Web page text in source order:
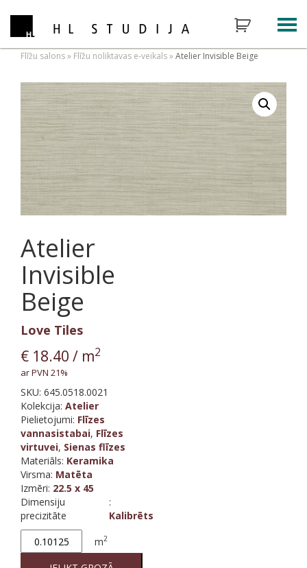
Flīžu salons» Flīžu noliktavas e-veikals»Atelier Invisible Beige
Atelier
Invisible
Beige
Love Tiles
€ 18.40 / m2
ar PVN 21%
SKU: 645.0518.0021
Kolekcija: Atelier
Pielietojumi: Flīzes
vannasistabai, Flīzes
virtuvei, Sienas flīzes
Materiāls: Keramika
Virsma: Matēta
Izmēri: 22.5 x 45
Dimensiju
precizitāte
:
Kalibrēts
Atelier
Invisible
m2